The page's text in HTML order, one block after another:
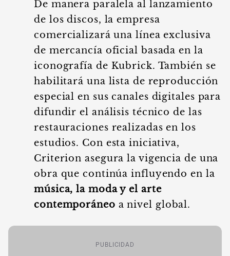
De manera paralela al lanzamiento
de los discos, la empresa
comercializará una línea exclusiva
de mercancía oficial basada en la
iconografía de Kubrick. También se
habilitará una lista de reproducción
especial en sus canales digitales para
difundir el análisis técnico de las
restauraciones realizadas en los
estudios. Con esta iniciativa,
Criterion asegura la vigencia de una
obra que continúa influyendo en la
música, la moda y el arte
contemporáneo a nivel global.
PUBLICIDAD